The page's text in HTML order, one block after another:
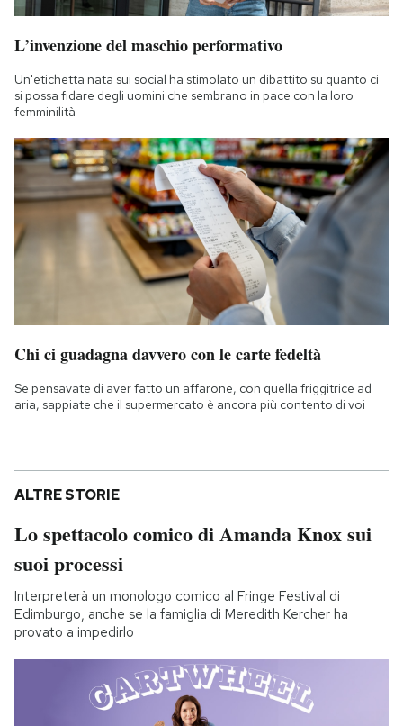
L’invenzione del maschio performativo
Un'etichetta nata sui social ha stimolato un dibattito su quanto ci
si possa fidare degli uomini che sembrano in pace con la loro
femminilità
Chi ci guadagna davvero con le carte fedeltà
Se pensavate di aver fatto un affarone, con quella friggitrice ad
aria, sappiate che il supermercato è ancora più contento di voi
ALTRE STORIE
Lo spettacolo comico di Amanda Knox sui
suoi processi
Interpreterà un monologo comico al Fringe Festival di
Edimburgo, anche se la famiglia di Meredith Kercher ha
provato a impedirlo